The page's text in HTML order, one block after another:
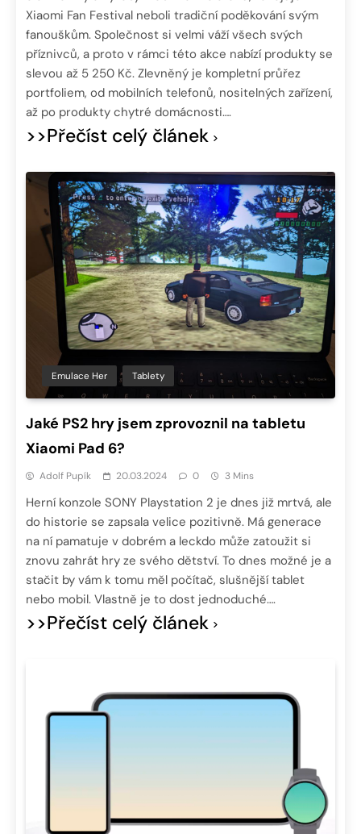
Xiaomi Fan Festival neboli tradiční poděkování svým
fanouškům. Společnost si velmi váží všech svých
příznivců, a proto v rámci této akce nabízí produkty se
slevou až 5 250 Kč. Zlevněný je kompletní průřez
portfoliem, od mobilních telefonů, nositelných zařízení,
až po produkty chytré domácnosti….
>>Přečíst celý článek
Emulace Her Tablety
Jaké PS2 hry jsem zprovoznil na tabletu
Xiaomi Pad 6?
Adolf Pupík 20.03.2024 0 3 Mins
Herní konzole SONY Playstation 2 je dnes již mrtvá, ale
do historie se zapsala velice pozitivně. Má generace
na ní pamatuje v dobrém a leckdo může zatoužit si
znovu zahrát hry ze svého dětství. To dnes možné je a
stačit by vám k tomu měl počítač, slušnější tablet
nebo mobil. Vlastně je to dost jednoduché….
>>Přečíst celý článek